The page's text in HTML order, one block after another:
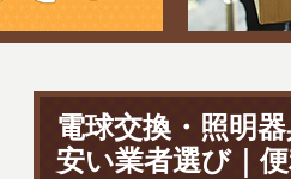
電球交換・照明
安い業者選び｜